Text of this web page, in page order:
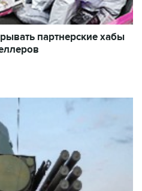
партнерские хабы